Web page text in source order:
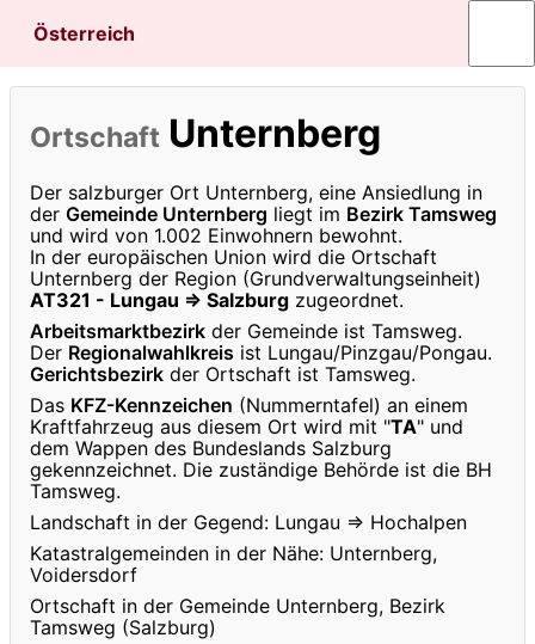
Österreich
Ortschaft Unternberg
Der salzburger Ort Unternberg, eine Ansiedlung in
der Gemeinde Unternberg liegt im Bezirk Tamsweg
und wird von 1.002 Einwohnern bewohnt.
In der europäischen Union wird die Ortschaft
Unternberg der Region (Grundverwaltungseinheit)
AT321 - Lungau ⇒ Salzburg zugeordnet.
Arbeitsmarktbezirk der Gemeinde ist Tamsweg.
Der Regionalwahlkreis ist Lungau/Pinzgau/Pongau.
Gerichtsbezirk der Ortschaft ist Tamsweg.
Das KFZ-Kennzeichen (Nummerntafel) an einem
Kraftfahrzeug aus diesem Ort wird mit "TA" und
dem Wappen des Bundeslands Salzburg
gekennzeichnet. Die zuständige Behörde ist die BH
Tamsweg.
Landschaft in der Gegend: Lungau ⇒ Hochalpen
Katastralgemeinden in der Nähe: Unternberg,
Voidersdorf
Ortschaft in der Gemeinde Unternberg, Bezirk
Tamsweg (Salzburg)